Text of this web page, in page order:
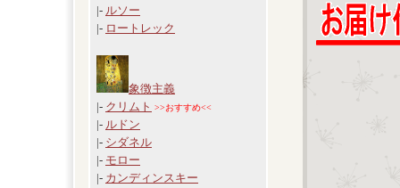
|- ルソー
|- ロートレック
象徴主義
|- クリムト >>おすすめ<<
|- ルドン
|- シダネル
|- モロー
|- カンディンスキー